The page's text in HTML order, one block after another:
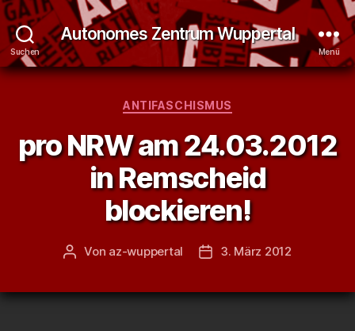
Suchen
Autonomes Zentrum Wuppertal
Menü
Kategorien
ANTIFASCHISMUS
pro NRW am 24.03.2012
in Remscheid
blockieren!
Beitragsautor
Von az-wuppertal Veröffentlichungsdatum
3. März 2012